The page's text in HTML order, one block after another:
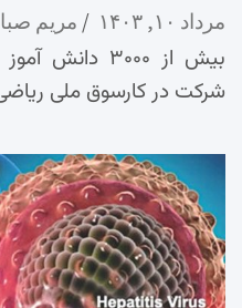
مرداد ۱۰, ۱۴۰۳ مریم
بیش از ۳۰۰۰
شرکت در کارسوق ملی